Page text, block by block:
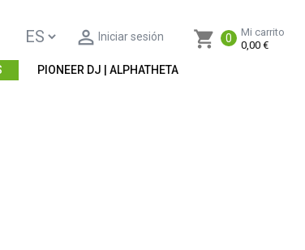
shopping_cart 0
Mi carrito
0,00 €
 Iniciar sesión
PIONEER DJ | ALPHATHETA